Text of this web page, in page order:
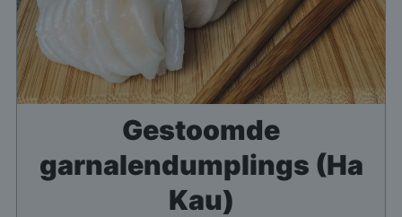
Gestoomde
garnalendumplings (Ha
Kau)